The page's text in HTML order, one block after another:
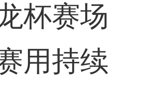
杯赛场
用持续